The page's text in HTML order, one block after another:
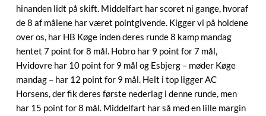
hinanden lidt på skift. Middelfart har scoret ni gange, hvoraf
de 8 af målene har været pointgivende. Kigger vi på holdene
over os, har HB Køge inden deres runde 8 kamp mandag
hentet 7 point for 8 mål. Hobro har 9 point for 7 mål,
Hvidovre har 10 point for 9 mål og Esbjerg – møder Køge
mandag – har 12 point for 9 mål. Helt i top ligger AC
Horsens, der fik deres første nederlag i denne runde, men
har 15 point for 8 mål. Middelfart har så med en lille margin